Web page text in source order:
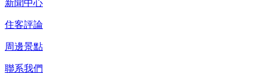
新聞中心
住客評論
周邊景點
聯系我們